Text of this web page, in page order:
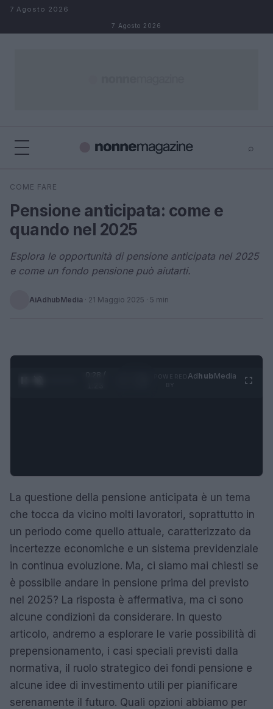
Salta al contenuto
7 Agosto 2026
7 Agosto 2026
⌕
Cerca
COME FARE
Pensione anticipata: come e
quando nel 2025
Esplora le opportunità di pensione anticipata nel 2025
e come un fondo pensione può aiutarti.
AiAdhubMedia · 21 Maggio 2025 · 5 min
0:29 /
AdhubMedia
La questione della pensione anticipata è un tema
che tocca da vicino molti lavoratori, soprattutto in
un periodo come quello attuale, caratterizzato da
incertezze economiche e un sistema previdenziale
in continua evoluzione. Ma, ci siamo mai chiesti se
è possibile andare in pensione prima del previsto
nel 2025? La risposta è affermativa, ma ci sono
alcune condizioni da considerare. In questo
articolo, andremo a esplorare le varie possibilità di
prepensionamento, i casi speciali previsti dalla
normativa, il ruolo strategico dei fondi pensione e
alcune idee di investimento utili per pianificare
serenamente il futuro. Quali opzioni abbiamo per